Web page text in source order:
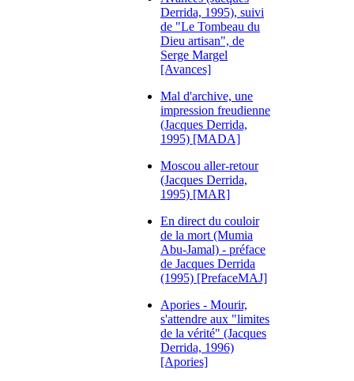
Derrida, 1995), suivi
de "Le Tombeau du
Dieu artisan", de
Serge Margel
[Avances]
Mal d'archive, une
impression freudienne
(Jacques Derrida,
1995) [MADA]
Moscou aller-retour
(Jacques Derrida,
1995) [MAR]
En direct du couloir
de la mort (Mumia
Abu-Jamal) - préface
de Jacques Derrida
(1995) [PrefaceMAJ]
Apories - Mourir,
s'attendre aux "limites
de la vérité" (Jacques
Derrida, 1996)
[Apories]